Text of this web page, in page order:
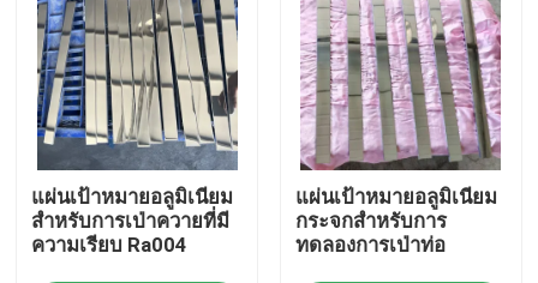
ควบคุมคุณภาพ
ติดต่อเรา
ข่าว
แผ่นเป้าหมายอลูมิเนียม
สําหรับการเป่าควายที่มี
ความเรียบ Ra004
แผ่นเป้าหมายอลูมิเนียม
กระจกสําหรับการ
ทดลองการเป่าท่อ